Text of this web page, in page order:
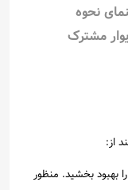
نحوه
مشترک
از:
بهبود بخشید. منظور